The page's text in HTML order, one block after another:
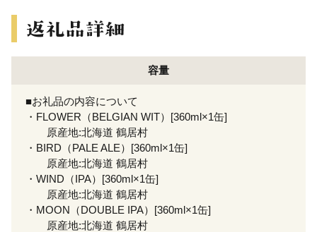
容量
■お礼品の内容について
・FLOWER（BELGIAN WIT）[360ml×1缶]
原産地:北海道 鶴居村
・BIRD（PALE ALE）[360ml×1缶]
原産地:北海道 鶴居村
・WIND（IPA）[360ml×1缶]
原産地:北海道 鶴居村
・MOON（DOUBLE IPA）[360ml×1缶]
原産地:北海道 鶴居村